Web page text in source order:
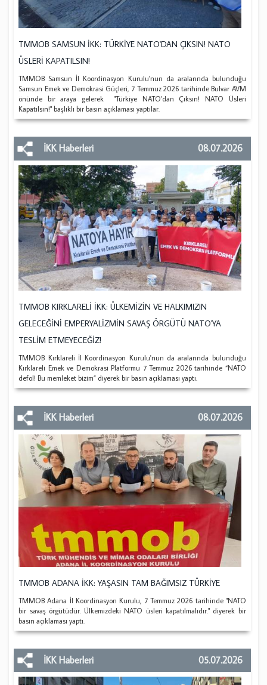
TMMOB SAMSUN İKK: TÜRKİYE NATO'DAN ÇIKSIN! NATO
ÜSLERİ KAPATILSIN!
TMMOB Samsun İl Koordinasyon Kurulu'nun da aralarında bulunduğu
Samsun Emek ve Demokrasi Güçleri, 7 Temmuz 2026 tarihinde Bulvar AVM
önünde bir araya gelerek "Türkiye NATO'dan Çıksın! NATO Üsleri
Kapatılsın!" başlıklı bir basın açıklaması yaptılar.
İKK Haberleri 08.07.2026
TMMOB KIRKLARELİ İKK: ÜLKEMİZİN VE HALKIMIZIN
GELECEĞİNİ EMPERYALİZMİN SAVAŞ ÖRGÜTÜ NATO'YA
TESLİM ETMEYECEĞİZ!
TMMOB Kırklareli İl Koordinasyon Kurulu'nun da aralarında bulunduğu
Kırklareli Emek ve Demokrasi Platformu 7 Temmuz 2026 tarihinde “NATO
defol! Bu memleket bizim” diyerek bir basın açıklaması yaptı.
İKK Haberleri 08.07.2026
TMMOB ADANA İKK: YAŞASIN TAM BAĞIMSIZ TÜRKİYE
TMMOB Adana İl Koordinasyon Kurulu, 7 Temmuz 2026 tarihinde "NATO
bir savaş örgütüdür. Ülkemizdeki NATO üsleri kapatılmalıdır." diyerek bir
basın açıklaması yaptı.
İKK Haberleri 05.07.2026